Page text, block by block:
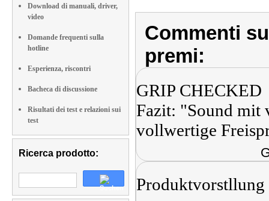
Download di manuali, driver,
video
Domande frequenti sulla
hotline
Esperienza, riscontri
Bacheca di discussione
Risultati dei test e relazioni sui
test
Ricerca prodotto:
Commenti
premi:
GRIP CHECKED
Fazit: "Sound mit
vollwertige
Produktvorstllung